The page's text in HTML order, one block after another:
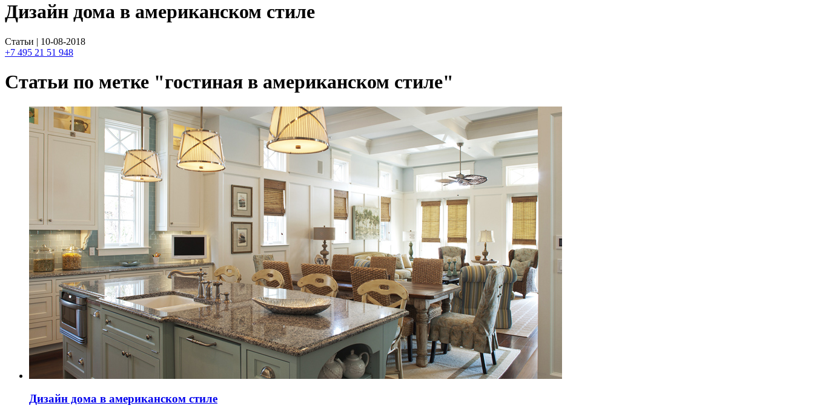
Дизайн дома в американском стиле
Статьи | 10-08-2018
+7 495 21 51 948
Статьи по метке "гостиная в американском стиле"
Дизайн дома в американском стиле